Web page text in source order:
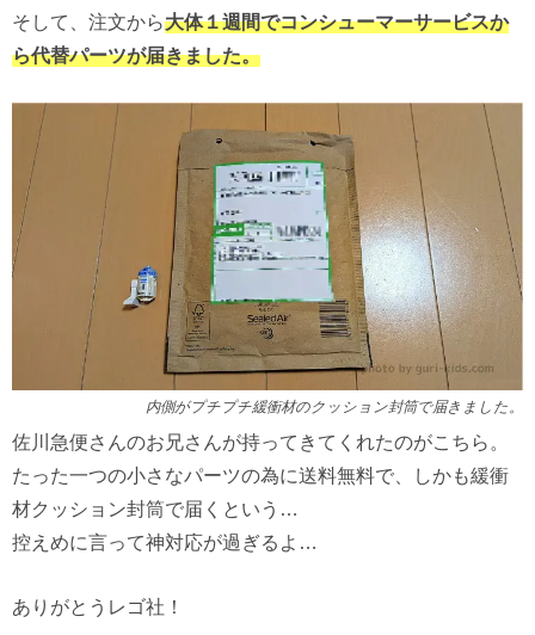
そして、注文から大体１週間でコンシューマーサービスか
ら代替パーツが届きました。
内側がプチプチ緩衝材のクッション封筒で届きました。
佐川急便さんのお兄さんが持ってきてくれたのがこちら。
たった一つの小さなパーツの為に送料無料で、しかも緩衝
材クッション封筒で届くという…
控えめに言って神対応が過ぎるよ…
ありがとうレゴ社！